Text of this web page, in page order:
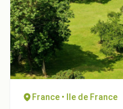
France • Ile de France